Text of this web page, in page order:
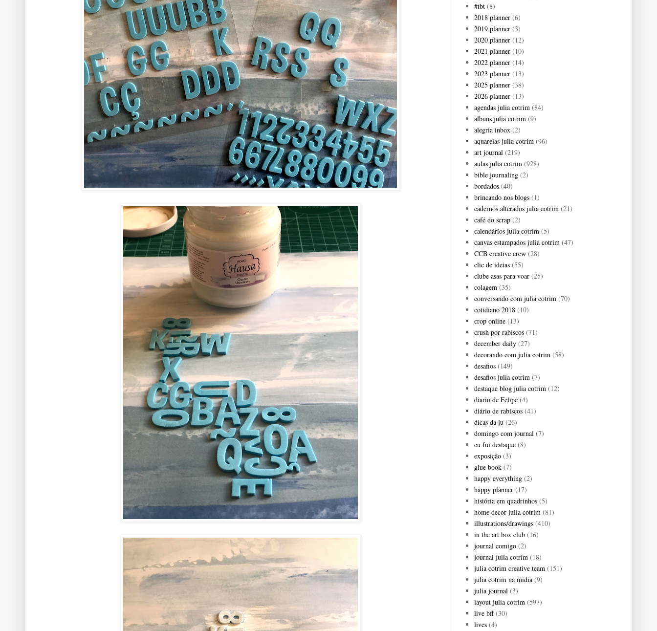
#tbt (8)
2018 planner (6)
2019 planner (3)
2020 planner (12)
2021 planner (10)
2022 planner (14)
2023 planner (13)
2025 planner (38)
2026 planner (13)
agendas julia cotrim (84)
albuns julia cotrim (9)
alegria inbox (2)
aquarelas julia cotrim (96)
art journal (219)
aulas julia cotrim (928)
bible journaling (2)
bordados (40)
brincando nos blogs (1)
cadernos alterados julia cotrim (21)
café do scrap (2)
calendários julia cotrim (5)
canvas estampados julia cotrim (47)
CCB creative crew (28)
clic de ideias (55)
clube asas para voar (25)
colagem (35)
conversando com julia cotrim (70)
cotidiano 2018 (10)
crop online (13)
crush por rabiscos (71)
december daily (27)
decorando com julia cotrim (58)
desafios (149)
desafios julia cotrim (7)
destaque blog julia cotrim (12)
diario de Felipe (4)
diário de rabiscos (41)
dicas da ju (26)
domingo com journal (7)
eu fui destaque (8)
exposição (3)
glue book (7)
happy everything (2)
happy planner (17)
história em quadrinhos (5)
home decor julia cotrim (81)
illustrations/drawings (410)
in the art box club (16)
journal comigo (2)
journal julia cotrim (18)
julia cotrim creative team (151)
julia cotrim na midia (9)
julia journal (3)
layout julia cotrim (597)
live bff (30)
lives (4)